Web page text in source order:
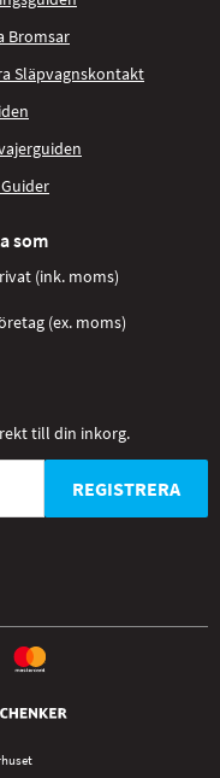
Bromsar
Släpvagnskontakt
som
(ink. moms)
(ex. moms)
till din inkorg.
REGISTRERA